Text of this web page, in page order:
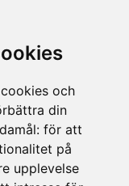
och
din
för att
på
upplevelse